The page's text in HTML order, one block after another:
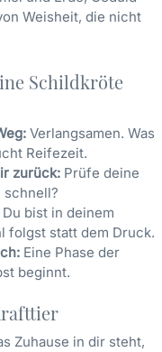
Weisheit, die nicht
Schildkröte
Verlangsamen. Was
Reifezeit.
zurück: Prüfe deine
schnell?
Du bist in deinem
folgst statt dem Druck.
Eine Phase der
beginnt.
Zuhause in dir steht,